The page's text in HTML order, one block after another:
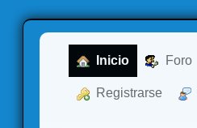
Inicio Foro
Registrarse